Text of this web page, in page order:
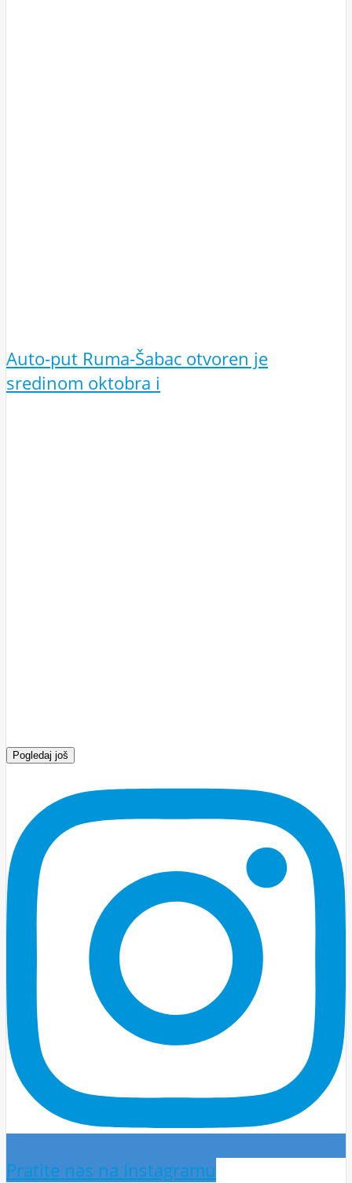
Auto-put Ruma-Šabac otvoren je
sredinom oktobra i
Pogledaj još
Pratite nas na Instagramu